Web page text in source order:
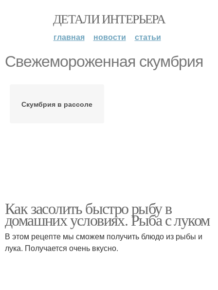
ДЕТАЛИ ИНТЕРЬЕРА
главная новости статьи
Свежемороженная скумбрия
Скумбрия в рассоле
Как засолить быстро рыбу в
домашних условиях. Рыба с луком
В этом рецепте мы сможем получить блюдо из рыбы и
лука. Получается очень вкусно.